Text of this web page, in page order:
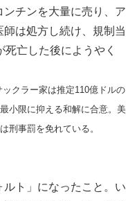
チンを大量に売り、ア
は処方し続け、規制当
亡した後にようやく
クラー家は推定110億ドルの
小限に抑える和解に合意。美
刑事罰を免れている。
ルト」になったこと。い